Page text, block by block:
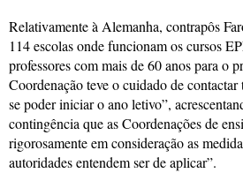
Relativamente à Alemanha, contrapôs
114 escolas onde funcionam os cursos
professores com mais de 60 anos para o
Coordenação teve o cuidado de contactar
se poder iniciar o ano letivo”,
contingência que as Coordenações de
rigorosamente em consideração as
autoridades entendem ser de aplicar”.